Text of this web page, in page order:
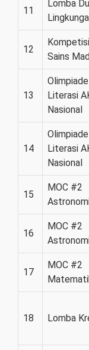
11
Lomba
12
Kompetisi
Sains
13
Olimpiade
Literasi
Nasional
14
Olimpiade
Literasi
Nasional
15
MOC #2
16
MOC #2
17
MOC #2
18 Lomba